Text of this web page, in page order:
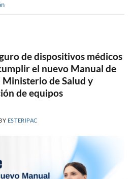
de dispositivos médicos
el nuevo Manual de
Ministerio de Salud y
de equipos
ESTERIPAC